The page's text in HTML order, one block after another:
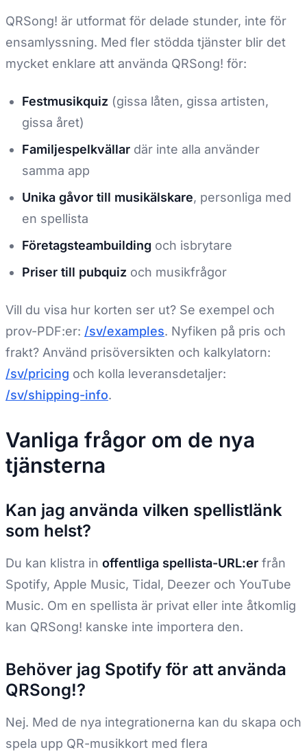
QRSong! är utformat för delade stunder, inte för
ensamlyssning. Med fler stödda tjänster blir det
mycket enklare att använda QRSong! för:
Festmusikquiz (gissa låten, gissa artisten,
gissa året)
Familjespelkvällar där inte alla använder
samma app
Unika gåvor till musikälskare, personliga med
en spellista
Företagsteambuilding och isbrytare
Priser till pubquiz och musikfrågor
Vill du visa hur korten ser ut? Se exempel och
prov-PDF:er: /sv/examples. Nyfiken på pris och
frakt? Använd prisöversikten och kalkylatorn:
/sv/pricing och kolla leveransdetaljer:
/sv/shipping-info.
Vanliga frågor om de nya
tjänsterna
Kan jag använda vilken spellistlänk
som helst?
Du kan klistra in offentliga spellista-URL:er från
Spotify, Apple Music, Tidal, Deezer och YouTube
Music. Om en spellista är privat eller inte åtkomlig
kan QRSong! kanske inte importera den.
Behöver jag Spotify för att använda
QRSong!?
Nej. Med de nya integrationerna kan du skapa och
spela upp QR-musikkort med flera